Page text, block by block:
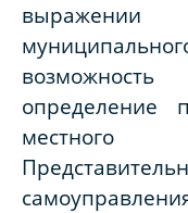
определение
местного